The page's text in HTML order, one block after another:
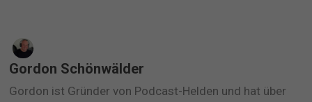
Gordon Schönwälder
Gordon ist Gründer von Podcast-Helden und hat über